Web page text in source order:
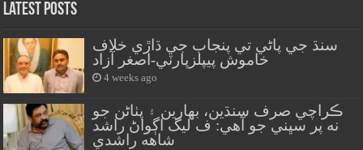
Latest Posts
سنڌ جي پاڻي تي پنجاب جي ڌاڙي خلاف
خاموش پيپلزپارٽي-اصغر آزاد
4 weeks ago
ڪراچي صرف سنڌين، بهارين ۽ پٺاڻن جو
نه پر سڀني جو آهي: ف ليگ اڳواڻ راشد
شاهه راشدي